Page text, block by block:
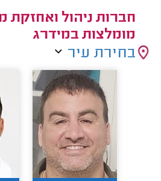
חברות ניהול ואחזקת
מומלצות במידרג
בחירת עיר